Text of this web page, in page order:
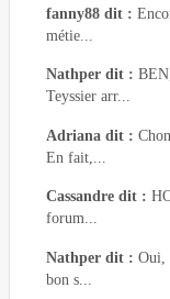
fanny88 dit :
métie...
Nathper dit :
Teyssier arr...
Adriana dit :
En fait,...
Cassandre dit :
forum...
Nathper dit : Oui,
bon s...